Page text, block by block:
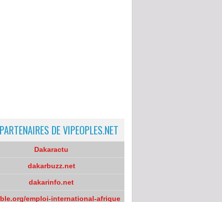
DE VIPEOPLES.NET
Dakaractu
dakarbuzz.net
dakarinfo.net
emploi-international-afrique